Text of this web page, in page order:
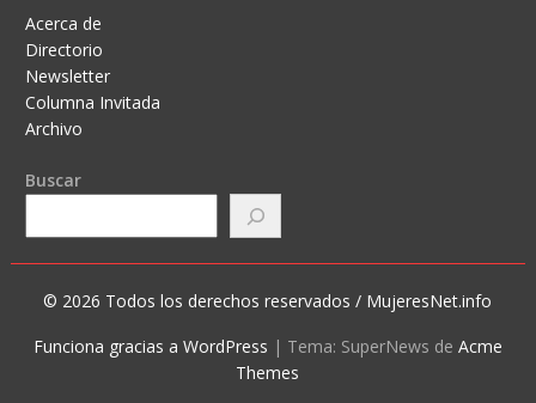
Acerca de
Directorio
Newsletter
Columna Invitada
Archivo
Buscar
© 2026 Todos los derechos reservados / MujeresNet.info
Funciona gracias a WordPress | Tema: SuperNews de Acme
Themes